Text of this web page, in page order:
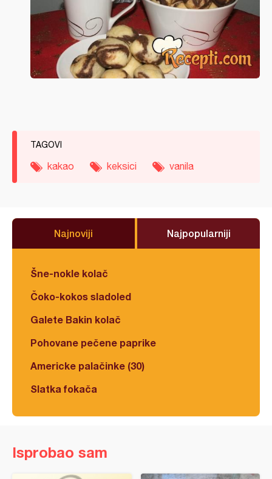
TAGOVI
kakao keksici vanila
Najnoviji Najpopularniji
Šne-nokle kolač
Čoko-kokos sladoled
Galete Bakin kolač
Pohovane pečene paprike
Americke palačinke (30)
Slatka fokača
Isprobao sam